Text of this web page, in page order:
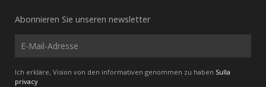
Abonnieren Sie unseren newsletter
Ich erkläre, Vision von den informativen genommen zu haben Sulla
privacy